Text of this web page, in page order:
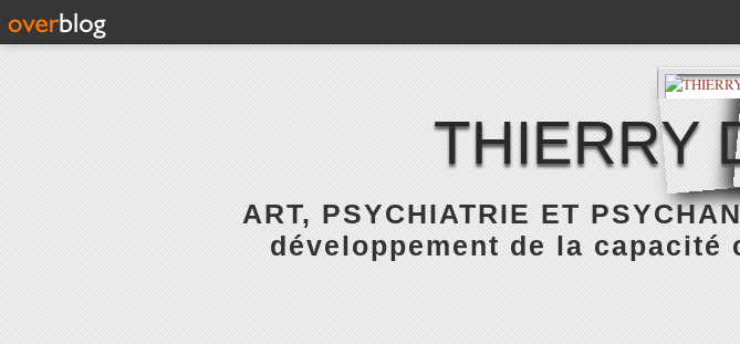
THIERRY
ART, PSYCHIATRIE ET
développement de la